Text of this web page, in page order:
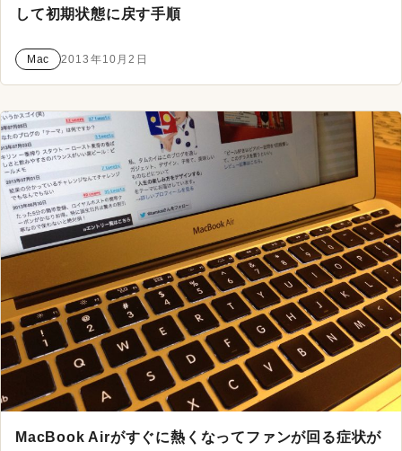
して初期状態に戻す手順
Mac 2013年10月2日
MacBook Airがすぐに熱くなってファンが回る症状が